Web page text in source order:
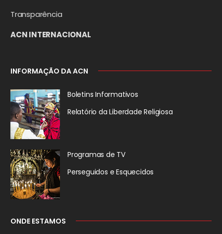
Transparência
ACN INTERNACIONAL
INFORMAÇÃO DA ACN
Boletins Informativos
Relatório da Liberdade Religiosa
Programas de TV
Perseguidos e Esquecidos
ONDE ESTAMOS